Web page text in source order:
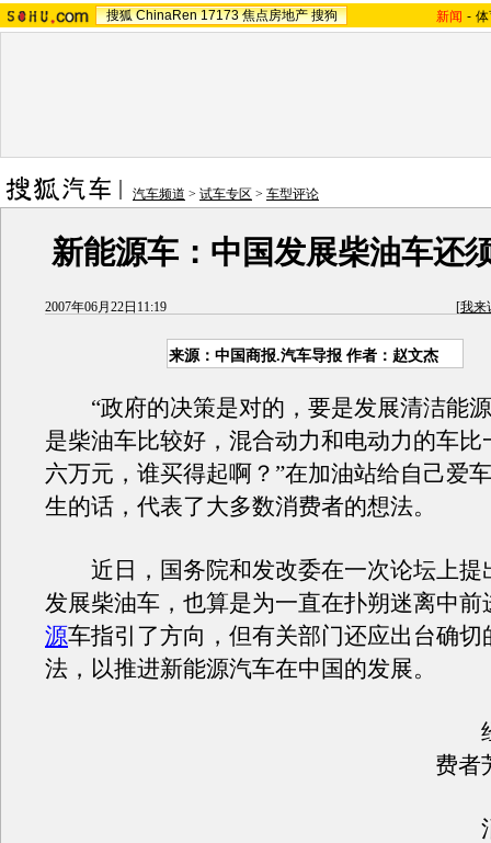
搜狐 ChinaRen 17173 焦点房地产 搜狗 新闻 -
汽车频道 > 试车专区 > 车型评论
新能源车：中国发展柴油车还
2007年06月22日11:19 [我来
来源：中国商报.汽车导报 作者：赵文杰
“政府的决策是对的，要是发展清洁能
是柴油车比较好，混合动力和电动力的车比
六万元，谁买得起啊？”在加油站给自己爱
生的话，代表了大多数消费者的想法。
近日，国务院和发改委在一次论坛上提
发展柴油车，也算是为一直在扑朔迷离中前
源车指引了方向，但有关部门还应出台确切
法，以推进新能源汽车在中国的发展。
经
费者
消